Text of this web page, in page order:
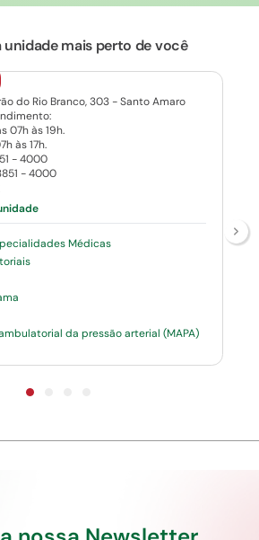
unidade mais perto de você
do Rio Branco, 303 - Santo Amaro
07h às 19h.
às 17h.
- 4000
- 4000
Médicas
da pressão arterial (MAPA)